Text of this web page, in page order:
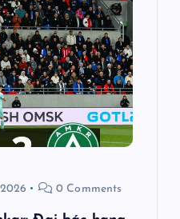
0 Comments